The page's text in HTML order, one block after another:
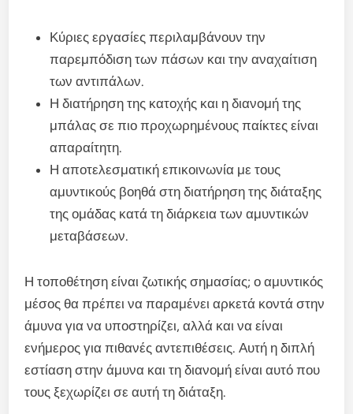
Κύριες εργασίες περιλαμβάνουν την
παρεμπόδιση των πάσων και την αναχαίτιση
των αντιπάλων.
Η διατήρηση της κατοχής και η διανομή της
μπάλας σε πιο προχωρημένους παίκτες είναι
απαραίτητη.
Η αποτελεσματική επικοινωνία με τους
αμυντικούς βοηθά στη διατήρηση της διάταξης
της ομάδας κατά τη διάρκεια των αμυντικών
μεταβάσεων.
Η τοποθέτηση είναι ζωτικής σημασίας; ο αμυντικός
μέσος θα πρέπει να παραμένει αρκετά κοντά στην
άμυνα για να υποστηρίζει, αλλά και να είναι
ενήμερος για πιθανές αντεπιθέσεις. Αυτή η διπλή
εστίαση στην άμυνα και τη διανομή είναι αυτό που
τους ξεχωρίζει σε αυτή τη διάταξη.